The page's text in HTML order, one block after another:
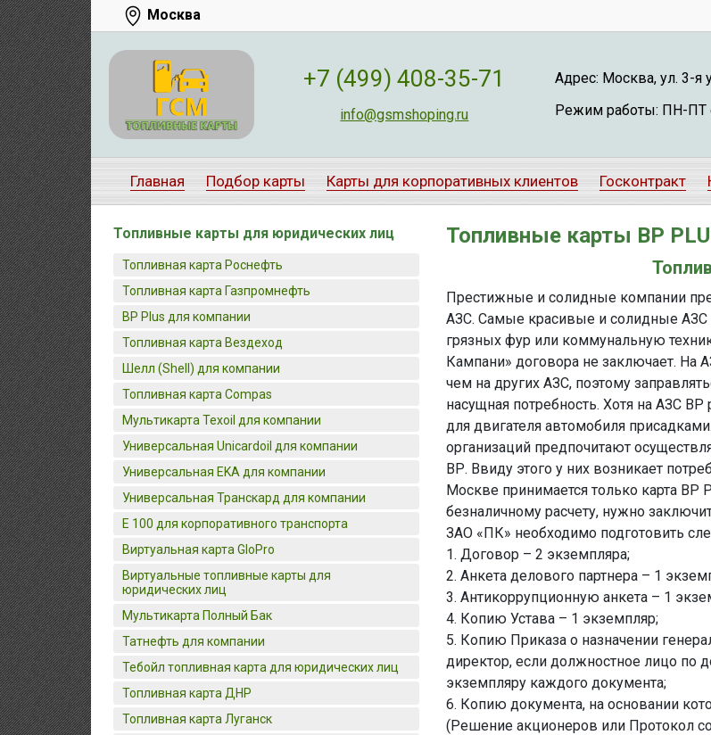
Москва
+7 (499) 408-35-71
info@gsmshoping.ru
Адрес: Москва, ул. 3-я
Режим работы: ПН-ПТ
Главная Подбор карты Карты для корпоративных клиентов Госконтракт
Топливные карты для юридических лиц
Топливная карта Роснефть
Топливная карта Газпромнефть
BP Plus для компании
Топливная карта Вездеход
Шелл (Shell) для компании
Топливная карта Compas
Мультикарта Texoil для компании
Универсальная Unicardoil для компании
Универсальная EKA для компании
Универсальная Транскард для компании
E 100 для корпоративного транспорта
Виртуальная карта GloPro
Виртуальные топливные карты для
юридических лиц
Мультикарта Полный Бак
Татнефть для компании
Тебойл топливная карта для юридических лиц
Топливная карта ДНР
Топливная карта Луганск
Топливные карты BP
Престижные и солидные компании
АЗС. Самые красивые и солидные АЗС
грязных фур или коммунальную
Кампани» договора не заключает. На
чем на других АЗС, поэтому
насущная потребность. Хотя на АЗС
для двигателя автомобиля
организаций предпочитают
ВР. Ввиду этого у них возникает
Москве принимается только карта ВР
безналичному расчету, нужно
ЗАО «ПК» необходимо подготовить
1. Договор – 2 экземпляра;
2. Анкета делового партнера – 1
3. Антикоррупционную анкета – 1
4. Копию Устава – 1 экземпляр;
5. Копию Приказа о назначении
директор, если должностное лицо по
экземпляру каждого документа;
6. Копию документа, на основании
(Решение акционеров или Протокол